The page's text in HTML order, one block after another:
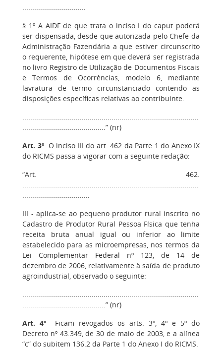
................................
§ 1º A AIDF de que trata o inciso I do caput poderá
ser dispensada, desde que autorizada pelo Chefe da
Administração Fazendária a que estiver circunscrito
o requerente, hipótese em que deverá ser registrada
no livro Registro de Utilização de Documentos Fiscais
e Termos de Ocorrências, modelo 6, mediante
lavratura de termo circunstanciado contendo as
disposições específicas relativas ao contribuinte.
.........................................................................................
..........................................” (nr)
Art. 3ºO inciso III do art. 462 da Parte 1 do Anexo IX
do RICMS passa a vigorar com a seguinte redação:
“Art. 462.
.........................................................................................
..................................
III - aplica-se ao pequeno produtor rural inscrito no
Cadastro de Produtor Rural Pessoa Física que tenha
receita bruta anual igual ou inferior ao limite
estabelecido para as microempresas, nos termos da
Lei Complementar Federal nº 123, de 14 de
dezembro de 2006, relativamente à saída de produto
agroindustrial, observado o seguinte:
.........................................................................................
..........................................” (nr)
Art. 4º Ficam revogados os arts. 3º, 4º e 5º do
Decreto nº 43.349, de 30 de maio de 2003, e a alínea
“c” do subitem 136.2 da Parte 1 do Anexo I do RICMS.